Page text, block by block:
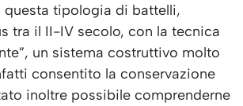
tipologia di battelli,
tra il II-IV secolo, con la tecnica
un sistema costruttivo molto
consentito la conservazione
inoltre possibile comprenderne